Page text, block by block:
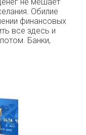
Обилие
финансовых
все здесь и
Банки,